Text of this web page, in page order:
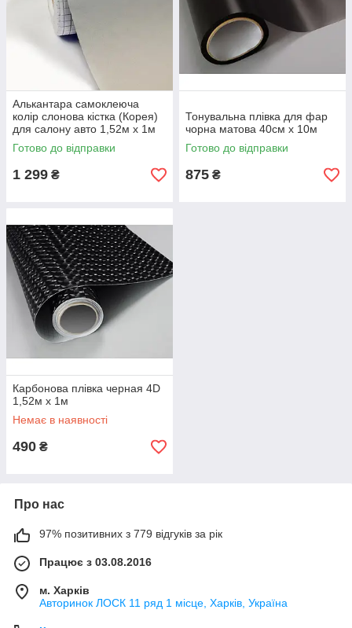
Алькантара самоклеюча
колір слонова кістка (Корея)
для салону авто 1,52м х 1м
Готово до відправки
1 299 ₴
Тонувальна плівка для фар
чорна матова 40см х 10м
Готово до відправки
875 ₴
Карбонова плівка черная 4D
1,52м х 1м
Немає в наявності
490 ₴
Про нас
97% позитивних з 779 відгуків за рік
Працює з 03.08.2016
м. Харків
Авторинок ЛОСК 11 ряд 1 місце, Харків, Україна